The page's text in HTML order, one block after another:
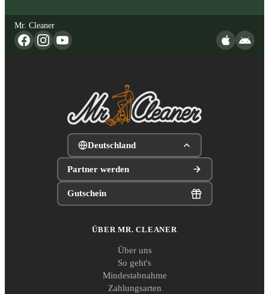
Mr. Cleaner
Deutschland
Partner werden
Gutschein
ÜBER MR. CLEANER
Über uns
So geht's
Mindestabnahme
Zahlungsarten